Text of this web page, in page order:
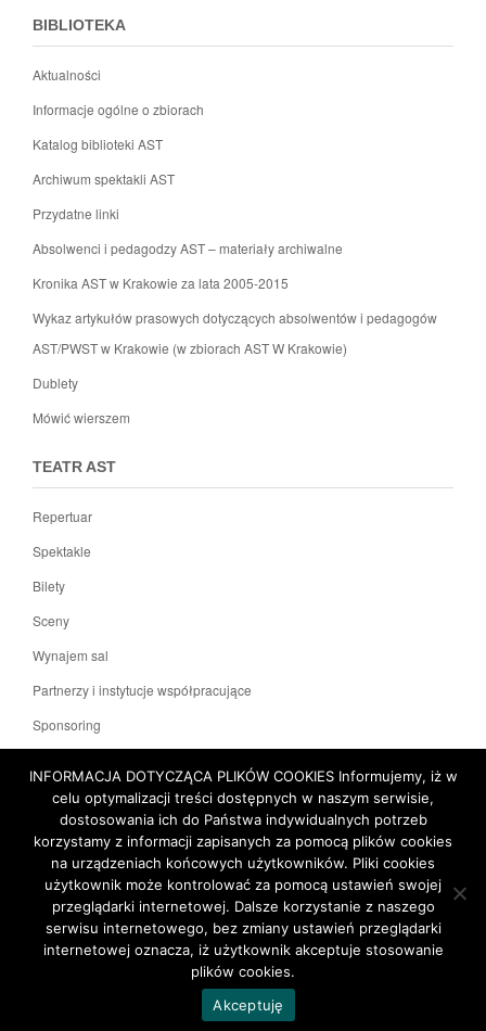
INFORMACJA DOTYCZĄCA PLIKÓW COOKIES Informujemy, iż w
celu optymalizacji treści dostępnych w naszym serwisie,
dostosowania ich do Państwa indywidualnych potrzeb
korzystamy z informacji zapisanych za pomocą plików cookies
na urządzeniach końcowych użytkowników. Pliki cookies
użytkownik może kontrolować za pomocą ustawień swojej
przeglądarki internetowej. Dalsze korzystanie z naszego
serwisu internetowego, bez zmiany ustawień przeglądarki
internetowej oznacza, iż użytkownik akceptuje stosowanie
plików cookies.
Akceptuję
BIBLIOTEKA
Aktualności
Informacje ogólne o zbiorach
Katalog biblioteki AST
Archiwum spektakli AST
Przydatne linki
Absolwenci i pedagodzy AST – materiały archiwalne
Kronika AST w Krakowie za lata 2005-2015
Wykaz artykułów prasowych dotyczących absolwentów i pedagogów
AST/PWST w Krakowie (w zbiorach AST W Krakowie)
Dublety
Mówić wierszem
TEATR AST
Repertuar
Spektakle
Bilety
Sceny
Wynajem sal
Partnerzy i instytucje współpracujące
Sponsoring
KONTAKT
Polityka prywatności Deklaracja dostępności
Mapa witryny